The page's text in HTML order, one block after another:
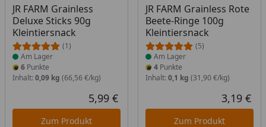
JR FARM Grainless
Deluxe Sticks 90g
Kleintiersnack
(1)
Produkt am Lager
Am Lager
6 Punkte
Inhalt: 0,09 kg (66,56 €/kg)
Aktueller Preis
5,99 €
Zum Produkt
JR FARM Grainless Rote
Beete-Ringe 100g
Kleintiersnack
(5)
Produkt am Lager
Am Lager
4Punkte
Inhalt: 0,1 kg (31,90 €/kg)
3,19 €
Zum Produkt